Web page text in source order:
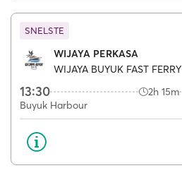
SNELSTE
WIJAYA PERKASA
WIJAYA BUYUK FAST FERRY
13:30 2h 15m
Buyuk Harbour